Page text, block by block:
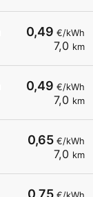
0,49 €/kWh
7,0 km
0,49 €/kWh
7,0 km
0,65 €/kWh
7,0 km
0,75